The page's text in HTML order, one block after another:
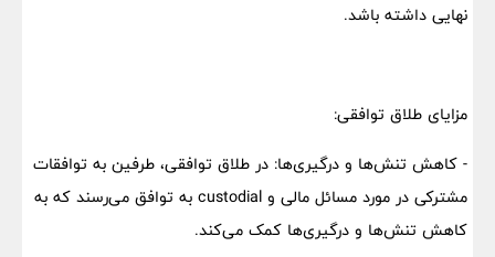
نهایی داشته باشد.
مزایای طلاق توافقی:
- کاهش تنش‌ها و درگیری‌ها: در طلاق توافقی، طرفین به توافقات
مشترکی در مورد مسائل مالی و custodial به توافق می‌رسند که به
کاهش تنش‌ها و درگیری‌ها کمک می‌کند.